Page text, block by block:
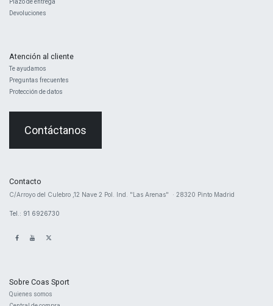
Plazo de entrega
Devoluciones
Atención al cliente
Te ayudamos
Preguntas frecuentes
Protección de datos
Contáctanos
Contacto
​C/Arroyo del Culebro ,12 Nave 2 ​Pol. Ind. "Las Arenas" · 28320 Pinto Madrid
Tel.: 91 6926730
Sobre Coas Sport
Quienes ​somos